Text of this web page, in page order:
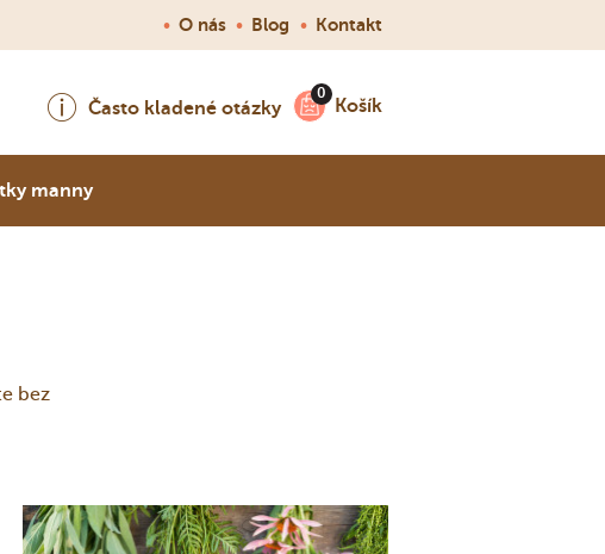
• O nás • Blog • Kontakt
Často kladené otázky Košík
manny
bez